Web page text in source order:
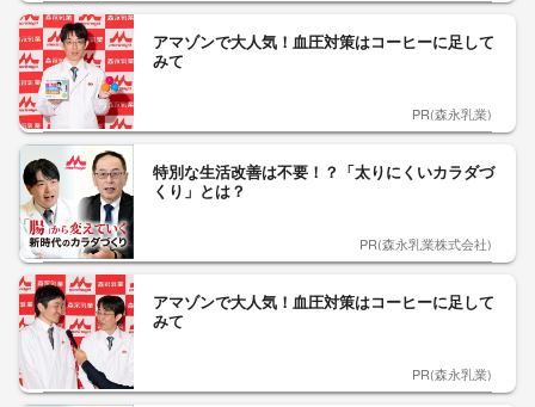
アマゾンで大人気！血圧対策はコーヒーに足して
みて
PR(森永乳業)
特別な生活改善は不要！？「太りにくいカラダづ
くり」とは？
PR(森永乳業株式会社)
アマゾンで大人気！血圧対策はコーヒーに足して
みて
PR(森永乳業)